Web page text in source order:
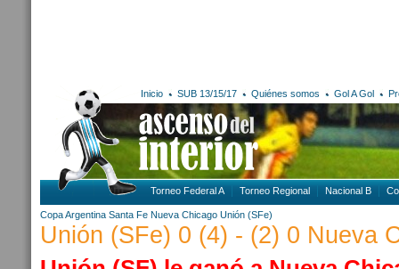
Inicio SUB 13/15/17 Quiénes somos Gol A Gol
Torneo Federal A Torneo Regional Nacional B
Copa Argentina Santa Fe Nueva Chicago Unión (SFe)
Unión (SFe) 0 (4) - (2) 0 Nueva